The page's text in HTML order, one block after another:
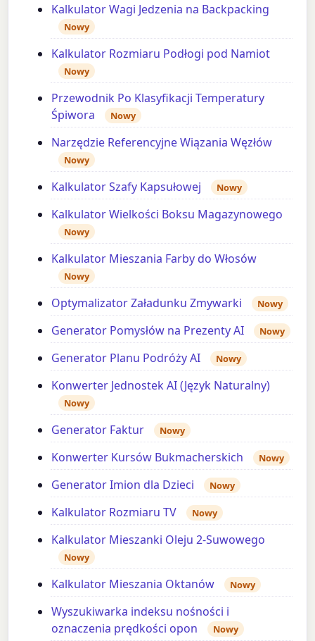
Kalkulator Wagi Jedzenia na Backpacking
Nowy
Kalkulator Rozmiaru Podłogi pod Namiot
Nowy
Przewodnik Po Klasyfikacji Temperatury
Śpiwora
Nowy
Narzędzie Referencyjne Wiązania Węzłów
Nowy
Kalkulator Szafy Kapsułowej Nowy
Kalkulator Wielkości Boksu Magazynowego
Nowy
Kalkulator Mieszania Farby do Włosów
Nowy
Optymalizator Załadunku Zmywarki Nowy
Generator Pomysłów na Prezenty AI Nowy
Generator Planu Podróży AI Nowy
Konwerter Jednostek AI (Język Naturalny)
Nowy
Generator Faktur Nowy
Konwerter Kursów Bukmacherskich Nowy
Generator Imion dla Dzieci Nowy
Kalkulator Rozmiaru TV Nowy
Kalkulator Mieszanki Oleju 2-Suwowego
Nowy
Kalkulator Mieszania Oktanów Nowy
Wyszukiwarka indeksu nośności i
oznaczenia prędkości opon
Nowy